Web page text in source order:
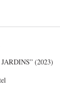
(2023)